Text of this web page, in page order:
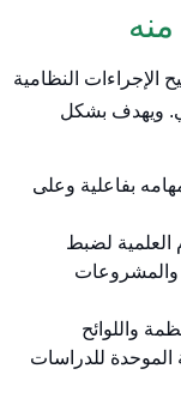
الإجراءات النظامية
. ويهدف بشكل
بفاعلية وعلى
العلمية لضبط
والمشروعات
واللوائح
الموحدة للدراسات